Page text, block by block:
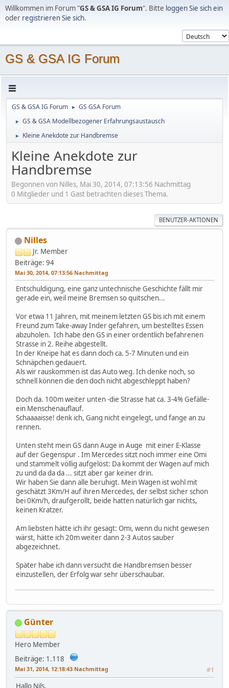
Willkommen im Forum "GS & GSA IG Forum". Bitte loggen Sie sich ein
oder registrieren Sie sich.
GS & GSA IG Forum
GS & GSA IG Forum ► GS GSA Forum
► GS & GSA Modellbezogener Erfahrungsaustausch
► Kleine Anekdote zur Handbremse
Kleine Anekdote zur
Handbremse
Begonnen von Nilles, Mai 30, 2014, 07:13:56 Nachmittag
0 Mitglieder und 1 Gast betrachten dieses Thema.
BENUTZER-AKTIONEN
Nilles
Jr. Member
Beiträge: 94
Mai 30, 2014, 07:13:56 Nachmittag
Entschuldigung, eine ganz untechnische Geschichte fällt mir
gerade ein, weil meine Bremsen so quitschen...
Vor etwa 11 Jahren, mit meinem letzten GS bis ich mit einem
Freund zum Take-away Inder gefahren, um bestelltes Essen
abzuholen. Ich habe den GS in einer ordentlich befahrenen
Strasse in 2. Reihe abgestellt.
In der Kneipe hat es dann doch ca. 5-7 Minuten und ein
Schnäpchen gedauert.
Als wir rauskommen ist das Auto weg. Ich denke noch, so
schnell können die den doch nicht abgeschleppt haben?
Doch da. 100m weiter unten -die Strasse hat ca. 3-4% Gefälle-
ein Menschenauflauf.
Schaaaaisse! denk ich, Gang nicht eingelegt, und fange an zu
rennen.
Unten steht mein GS dann Auge in Auge mit einer E-Klasse
auf der Gegenspur . Im Mercedes sitzt noch immer eine Omi
und stammelt völlig aufgelöst: Da kommt der Wagen auf mich
zu und da da da ... sitzt aber gar keiner drin.
Wir haben Sie dann alle beruhigt. Mein Wagen ist wohl mit
geschätzt 3Km/H auf ihren Mercedes, der selbst sicher schon
bei 0Km/h, draufgerollt, beide hatten natürlich gar nichts,
keinen Kratzer.
Am liebsten hätte ich ihr gesagt: Omi, wenn du nicht gewesen
wärst, hätte ich 20m weiter dann 2-3 Autos sauber
abgezeichnet.
Später habe ich dann versucht die Handbremsen besser
einzustellen, der Erfolg war sehr überschaubar.
Günter
Hero Member
Beiträge: 1.118
Mai 31, 2014, 12:18:43 Nachmittag #1
Hallo Nils,